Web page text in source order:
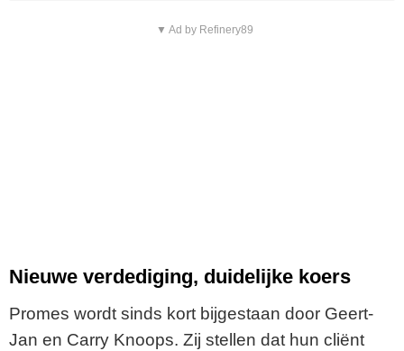
▼ Ad by Refinery89
Nieuwe verdediging, duidelijke koers
Promes wordt sinds kort bijgestaan door Geert-
Jan en Carry Knoops. Zij stellen dat hun cliënt